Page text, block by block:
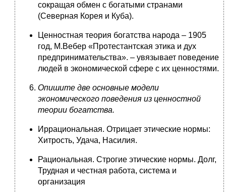
сокращая обмен с богатыми странами
(Северная Корея и Куба).
Ценностная теория богатства народа – 1905
год, М.Вебер «Протестантская этика и дух
предпринимательства». – увязывает поведение
людей в экономической сфере с их ценностями.
Опишите две основные модели
экономического поведения из ценностной
теории богатства.
Иррациональная. Отрицает этические нормы:
Хитрость, Удача, Насилия.
Рациональная. Строгие этические нормы. Долг,
Трудная и честная работа, система и
организация